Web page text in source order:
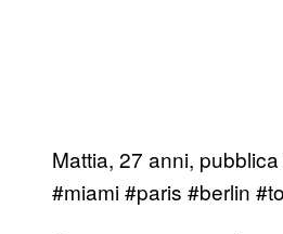
Mattia, 27 anni,
#miami #paris #berlin